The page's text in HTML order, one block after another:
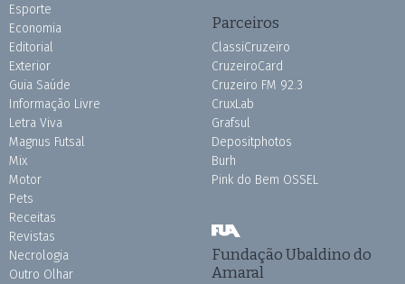
Esporte
Economia
Editorial
Exterior
Guia Saúde
Informação Livre
Letra Viva
Magnus Futsal
Mix
Motor
Pets
Receitas
Revistas
Necrologia
Outro Olhar
Parceiros
ClassiCruzeiro
CruzeiroCard
Cruzeiro FM 92.3
CruxLab
Grafsul
Depositphotos
Burh
Pink do Bem OSSEL
Fundação Ubaldino do
Amaral